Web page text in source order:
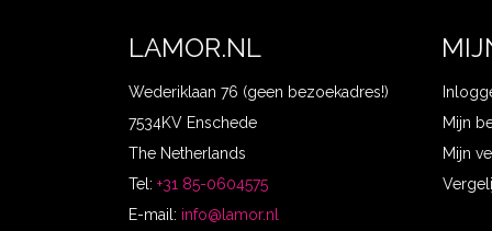
LAMOR.NL
Wederiklaan 76 (geen bezoekadres!)
7534KV Enschede
The Netherlands
Tel: +31 85-0604575
E-mail: info@lamor.nl
Mijn
Mijn